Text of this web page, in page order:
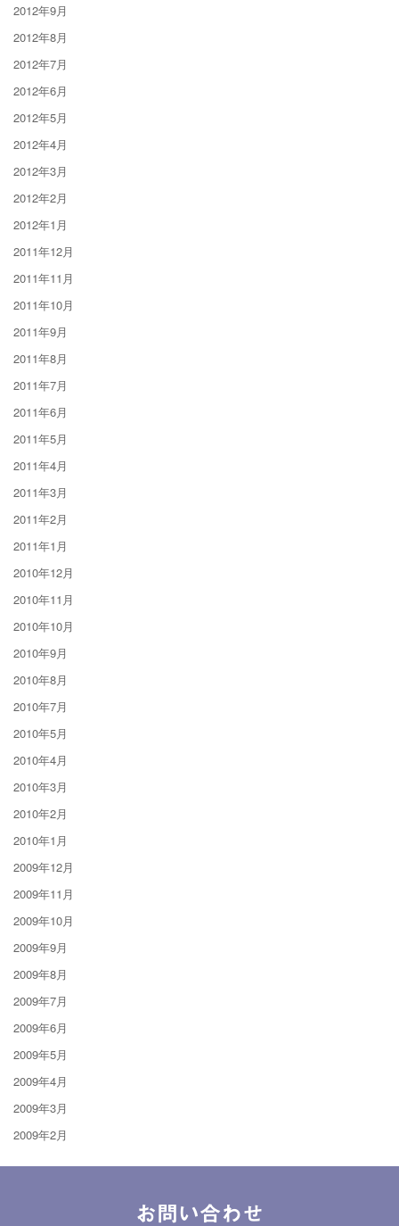
2012年9月
2012年8月
2012年7月
2012年6月
2012年5月
2012年4月
2012年3月
2012年2月
2012年1月
2011年12月
2011年11月
2011年10月
2011年9月
2011年8月
2011年7月
2011年6月
2011年5月
2011年4月
2011年3月
2011年2月
2011年1月
2010年12月
2010年11月
2010年10月
2010年9月
2010年8月
2010年7月
2010年5月
2010年4月
2010年3月
2010年2月
2010年1月
2009年12月
2009年11月
2009年10月
2009年9月
2009年8月
2009年7月
2009年6月
2009年5月
2009年4月
2009年3月
2009年2月
お問い合わせ